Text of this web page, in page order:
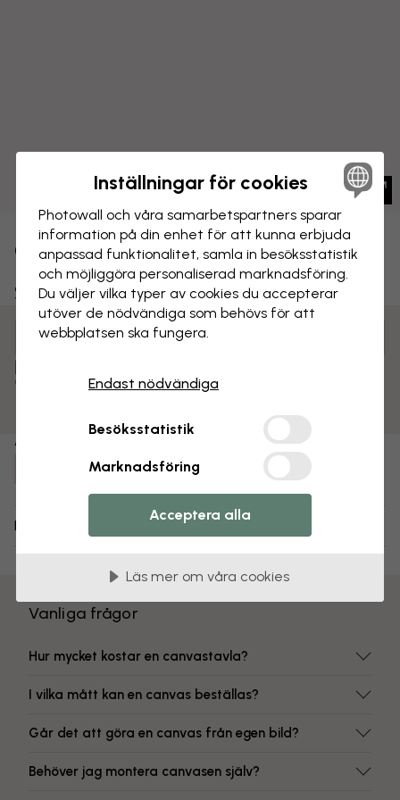
Skogslandets underverk
CANVASTAVLA Spara
Anpassa och beställ
Matt yta
Artikelnummer:
Leverans och returer
Vanliga frågor
Hur mycket kostar en canvastavla?
I vilka mått kan en canvas beställas?
Går det att göra en canvas från egen bild?
Behöver jag montera canvasen själv?
Inställningar för cookies
Photowall och våra samarbets­partners sparar
information på din enhet för att kunna erbjuda
anpassad funktionalitet, samla in besöks­statistik
och möjliggöra personaliserad marknads­föring.
Du väljer vilka typer av cookies du accepterar
utöver de nödvändiga som behövs för att
webbplatsen ska fungera.
Endast nödvändiga
Besöksstatistik
Marknadsföring
Acceptera alla
Läs mer om våra cookies